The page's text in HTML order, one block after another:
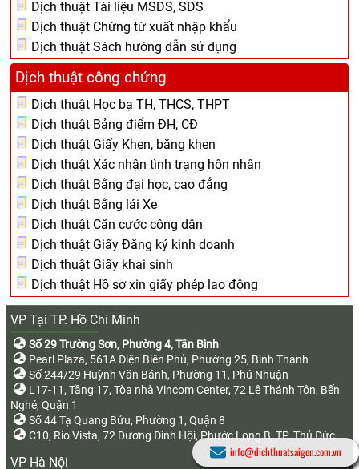
Dịch thuật Tài liệu MSDS, SDS
Dịch thuật Chứng từ xuất nhập khẩu
Dịch thuật Sách hướng dẫn sử dụng
Dịch thuật công chứng
Dịch thuật Học bạ TH, THCS, THPT
Dịch thuật Bảng điểm ĐH, CĐ
Dịch thuật Giấy Khen, bằng khen
Dịch thuật Xác nhận tình trạng hôn nhân
Dịch thuật Bằng đại học, cao đẳng
Dịch thuật Bằng lái Xe
Dịch thuật Căn cước công dân
Dịch thuật Giấy Đăng ký kinh doanh
Dịch thuật Giấy khai sinh
Dịch thuật Hồ sơ xin giấy phép lao động
VP Tại TP. Hồ Chí Minh
Số 29 Trường Sơn, Phường 4, Tân Bình
Pearl Plaza, 561A Điện Biên Phủ, Phường 25, Bình Thạnh
Số 244/29 Huỳnh Văn Bánh, Phường 11, Phú Nhuận
L17-11, Tầng 17, Tòa nhà Vincom Center, 72 Lê Thánh Tôn, Bến
Nghé, Quận 1
Số 44 Tạ Quang Bửu, Phường 1, Quận 8
C10, Rio Vista, 72 Dương Đình Hội, Phước Long B, TP. Thủ Đức
VP Hà Nội
info@dichthuatsaigon.com.vn